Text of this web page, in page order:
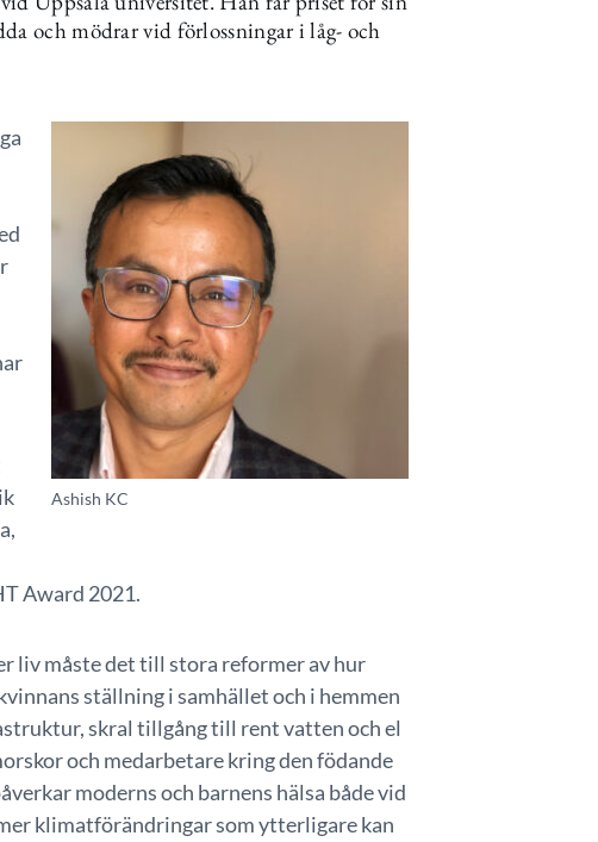
och mödrar vid förlossningar i låg- och
Ashish KC
Award 2021.
liv måste det till stora reformer av hur
ställning i samhället och i hemmen
skral tillgång till rent vatten och el
och medarbetare kring den födande
moderns och barnens hälsa både vid
klimatförändringar som ytterligare kan